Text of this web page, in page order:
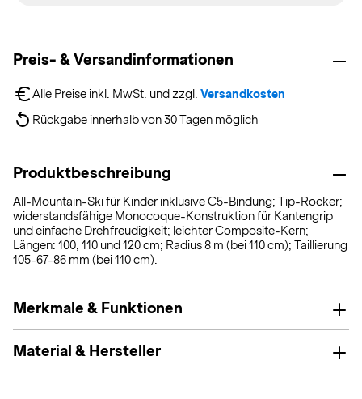
Preis- & Versandinformationen
Alle Preise inkl. MwSt. und zzgl. Versandkosten
Rückgabe innerhalb von 30 Tagen möglich
Produktbeschreibung
All-Mountain-Ski für Kinder inklusive C5-Bindung; Tip-Rocker;
widerstandsfähige Monocoque-Konstruktion für Kantengrip
und einfache Drehfreudigkeit; leichter Composite-Kern;
Längen: 100, 110 und 120 cm; Radius 8 m (bei 110 cm); Taillierung
105-67-86 mm (bei 110 cm).
Merkmale & Funktionen
Material & Hersteller